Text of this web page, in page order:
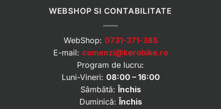
WEBSHOP SI CONTABILITATE
WebShop: 0731-371-385
E-mail: comenzi@kerobike.ro
Program de lucru:
Luni-Vineri: 08:00 – 16:00
Sâmbătă: Închis
Duminică: Închis